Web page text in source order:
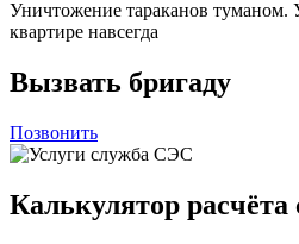
Уничтожение тараканов туманом.
квартире навсегда
Вызвать бригаду
Позвонить
Калькулятор расчёта